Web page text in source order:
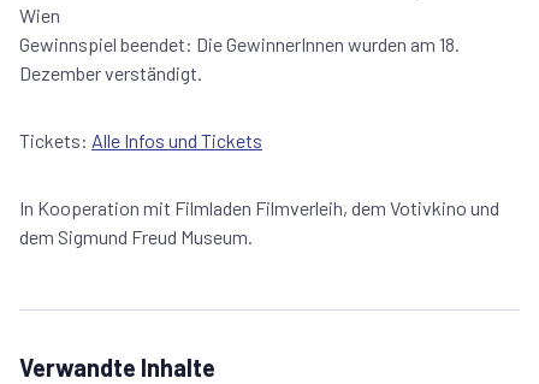
Wien
Gewinnspiel beendet: Die GewinnerInnen wurden am 18.
Dezember verständigt.
Tickets: Alle Infos und Tickets
In Kooperation mit Filmladen Filmverleih, dem Votivkino und
dem Sigmund Freud Museum.
Verwandte Inhalte